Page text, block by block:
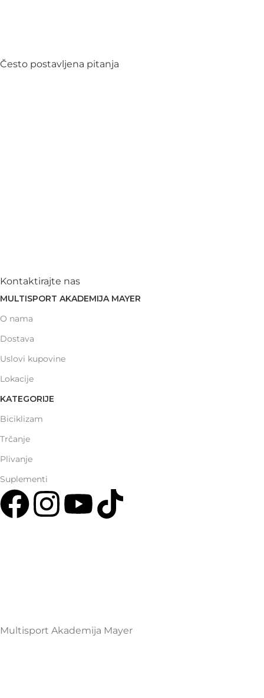
Često postavljena pitanja
Kontaktirajte nas
MULTISPORT AKADEMIJA MAYER
O nama
Dostava
Uslovi kupovine
Lokacije
KATEGORIJE
Biciklizam
Trčanje
Plivanje
Suplementi
Multisport Akademija Mayer